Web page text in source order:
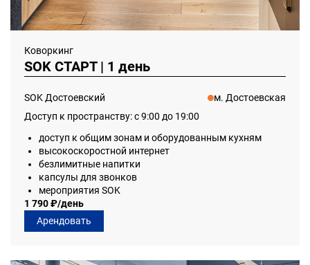
Коворкинг
SOK СТАРТ | 1 день
SOK Достоевский
м. Достоевская
Доступ к пространству: с 9:00 до 19:00
доступ к общим зонам и оборудованным кухням
высокоскоростной интернет
безлимитные напитки
капсулы для звонков
мероприятия SOK
1 790 ₽/день
Арендовать